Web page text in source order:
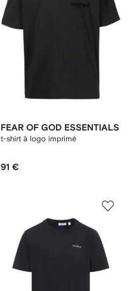
FEAR OF GOD ESSENTIALS
t-shirt à logo imprimé
91 €